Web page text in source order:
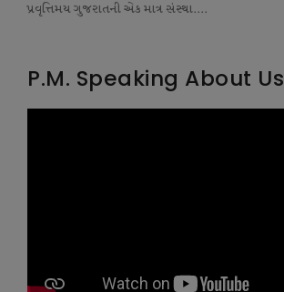
પ્રવૃત્તિમય ગુજરાતની એક માત્ર સંસ્થા....
P.M. Speaking About Us